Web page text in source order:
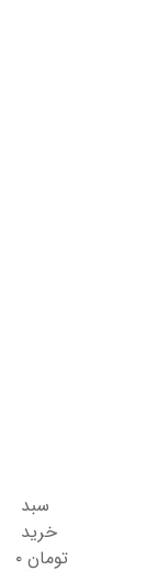
سبد
خرید
تومان ۰